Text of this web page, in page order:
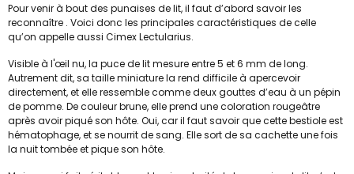
Pour venir à bout des punaises de lit, il faut d’abord savoir les
reconnaître . Voici donc les principales caractéristiques de celle
qu’on appelle aussi Cimex Lectularius.
Visible à l'œil nu, la puce de lit mesure entre 5 et 6 mm de long.
Autrement dit, sa taille miniature la rend difficile à apercevoir
directement, et elle ressemble comme deux gouttes d’eau à un pépin
de pomme. De couleur brune, elle prend une coloration rougeâtre
après avoir piqué son hôte. Oui, car il faut savoir que cette bestiole est
hématophage, et se nourrit de sang. Elle sort de sa cachette une fois
la nuit tombée et pique son hôte.